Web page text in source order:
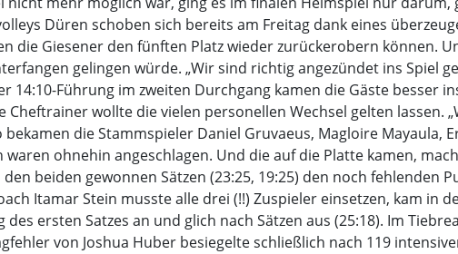
Düren schoben sich bereits am Freitag dank eines
die Giesener den fünften Platz wieder zurückerobern können.
gelingen würde. „Wir sind richtig angezündet ins Spiel
14:10-Führung im zweiten Durchgang kamen die Gäste besser
wollte die vielen personellen Wechsel gelten lassen.
die Stammspieler Daniel Gruvaeus, Magloire Mayaula,
waren ohnehin angeschlagen. Und die auf die Platte kamen,
beiden gewonnen Sätzen (23:25, 19:25) den noch fehlenden
Itamar Stein musste alle drei (!!) Zuspieler einsetzen, kam in
ersten Satzes an und glich nach Sätzen aus (25:18). Im
von Joshua Huber besiegelte schließlich nach 119